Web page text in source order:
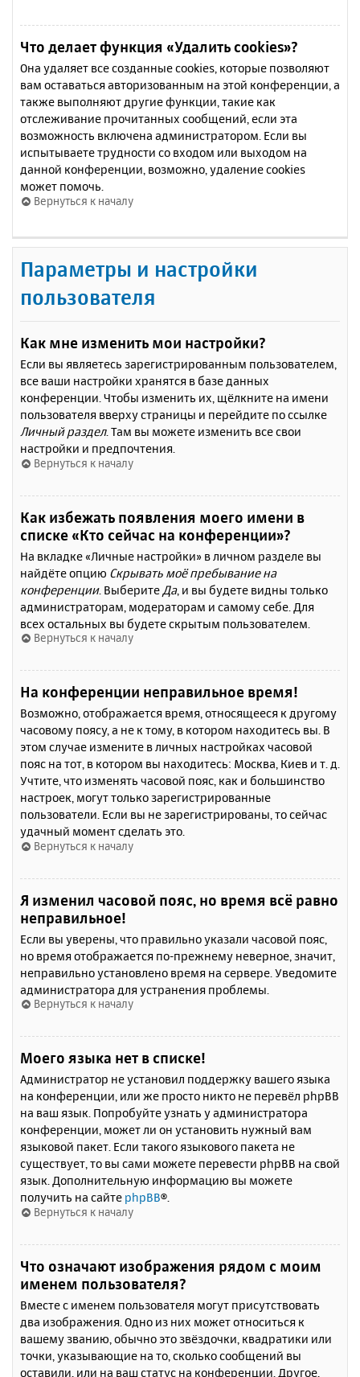
Что делает функция «Удалить cookies»?
Она удаляет все созданные cookies, которые позволяют
вам оставаться авторизованным на этой конференции, а
также выполняют другие функции, такие как
отслеживание прочитанных сообщений, если эта
возможность включена администратором. Если вы
испытываете трудности со входом или выходом на
данной конференции, возможно, удаление cookies
может помочь.
Вернуться к началу
Параметры и настройки
пользователя
Как мне изменить мои настройки?
Если вы являетесь зарегистрированным пользователем,
все ваши настройки хранятся в базе данных
конференции. Чтобы изменить их, щёлкните на имени
пользователя вверху страницы и перейдите по ссылке
Личный раздел. Там вы можете изменить все свои
настройки и предпочтения.
Вернуться к началу
Как избежать появления моего имени в
списке «Кто сейчас на конференции»?
На вкладке «Личные настройки» в личном разделе вы
найдёте опцию Скрывать моё пребывание на
конференции. Выберите Да, и вы будете видны только
администраторам, модераторам и самому себе. Для
всех остальных вы будете скрытым пользователем.
Вернуться к началу
На конференции неправильное время!
Возможно, отображается время, относящееся к другому
часовому поясу, а не к тому, в котором находитесь вы. В
этом случае измените в личных настройках часовой
пояс на тот, в котором вы находитесь: Москва, Киев и т. д.
Учтите, что изменять часовой пояс, как и большинство
настроек, могут только зарегистрированные
пользователи. Если вы не зарегистрированы, то сейчас
удачный момент сделать это.
Вернуться к началу
Я изменил часовой пояс, но время всё равно
неправильное!
Если вы уверены, что правильно указали часовой пояс,
но время отображается по-прежнему неверное, значит,
неправильно установлено время на сервере. Уведомите
администратора для устранения проблемы.
Вернуться к началу
Моего языка нет в списке!
Администратор не установил поддержку вашего языка
на конференции, или же просто никто не перевёл phpBB
на ваш язык. Попробуйте узнать у администратора
конференции, может ли он установить нужный вам
языковой пакет. Если такого языкового пакета не
существует, то вы сами можете перевести phpBB на свой
язык. Дополнительную информацию вы можете
получить на сайте phpBB®.
Вернуться к началу
Что означают изображения рядом с моим
именем пользователя?
Вместе с именем пользователя могут присутствовать
два изображения. Одно из них может относиться к
вашему званию, обычно это звёздочки, квадратики или
точки, указывающие на то, сколько сообщений вы
оставили, или на ваш статус на конференции. Другое,